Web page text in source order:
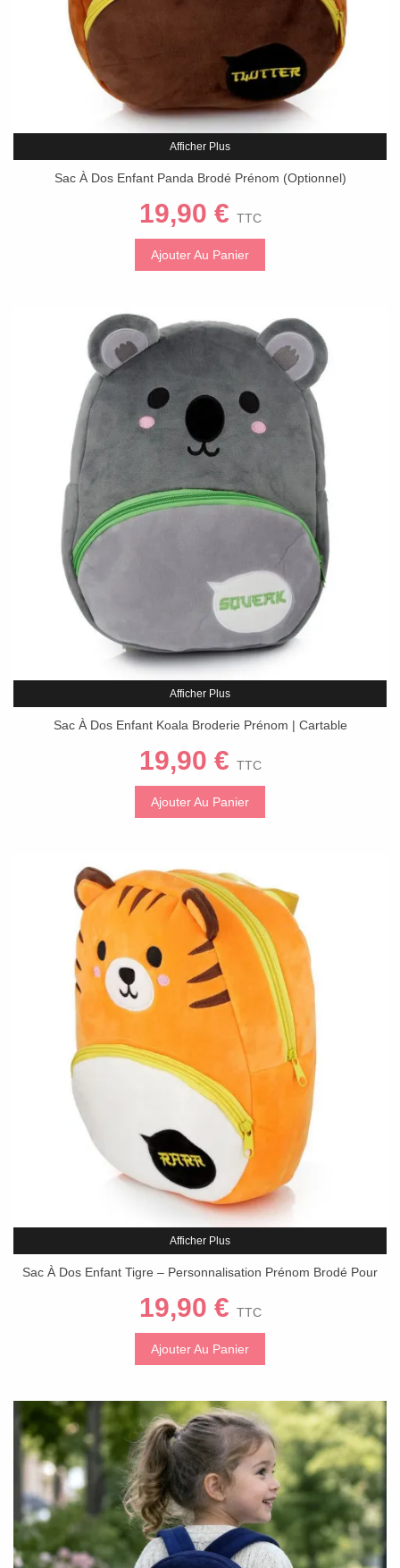
Afficher Plus
Sac À Dos Enfant Panda Brodé Prénom (Optionnel)
19,90 € TTC
Ajouter Au Panier
Afficher Plus
Sac À Dos Enfant Koala Broderie Prénom | Cartable
19,90 € TTC
Ajouter Au Panier
Afficher Plus
Sac À Dos Enfant Tigre – Personnalisation Prénom Brodé Pour
19,90 € TTC
Ajouter Au Panier